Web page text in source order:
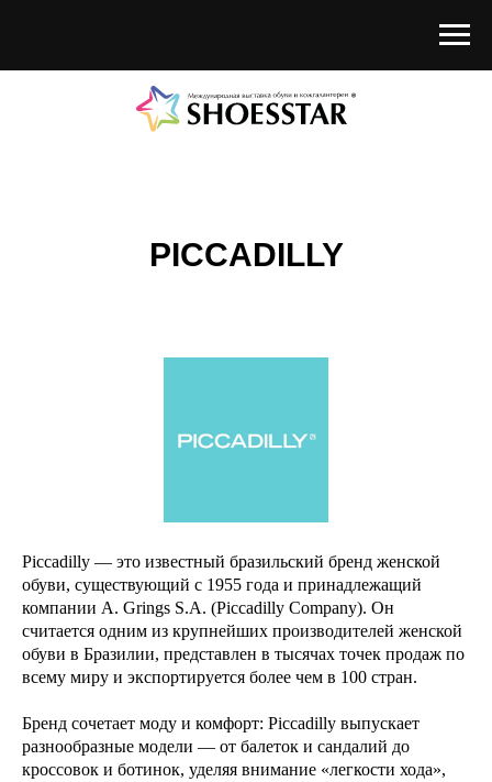
PICCADILLY
Piccadilly — это известный бразильский бренд женской
обуви, существующий с 1955 года и принадлежащий
компании A. Grings S.A. (Piccadilly Company). Он
считается одним из крупнейших производителей женской
обуви в Бразилии, представлен в тысячах точек продаж по
всему миру и экспортируется более чем в 100 стран.
Бренд сочетает моду и комфорт: Piccadilly выпускает
разнообразные модели — от балеток и сандалий до
кроссовок и ботинок, уделяя внимание «легкости хода»,